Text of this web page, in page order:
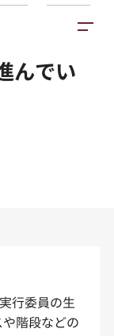
んでい
行委員の生
階段などの